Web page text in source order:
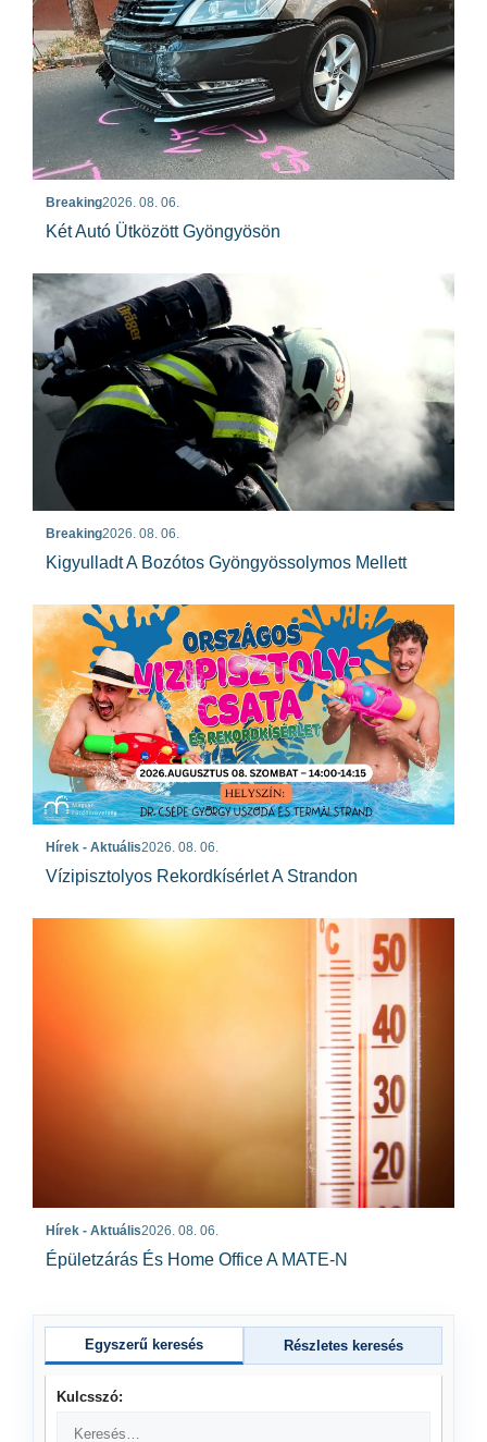
Breaking2026. 08. 06.
Két Autó Ütközött Gyöngyösön
Breaking2026. 08. 06.
Kigyulladt A Bozótos Gyöngyössolymos Mellett
Hírek - Aktuális2026. 08. 06.
Vízipisztolyos Rekordkísérlet A Strandon
Hírek - Aktuális2026. 08. 06.
Épületzárás És Home Office A MATE-N
Egyszerű keresés Részletes keresés
Kulcsszó: